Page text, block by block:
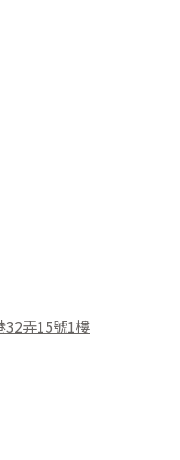
32弄15號1樓